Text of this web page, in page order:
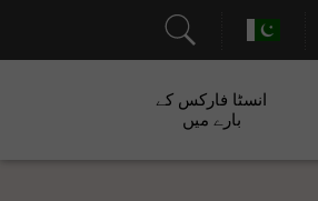
انسٹا فارکس کے
بارے میں